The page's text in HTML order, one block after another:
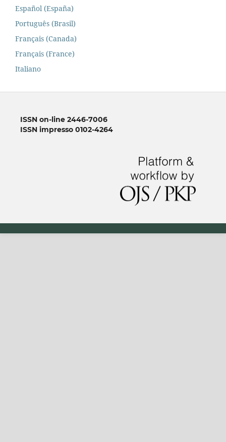
Español (España)
Português (Brasil)
Français (Canada)
Français (France)
Italiano
ISSN on-line 2446-7006
ISSN impresso 0102-4264